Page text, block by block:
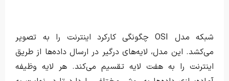
شبکه مدل OSI چگونگی کارکرد اینترنت را به تصویر
می‌کشد. این مدل، لایه‌های درگیر در ارسال داده‌ها از طریق
اینترنت را به هفت لایه تقسیم می‌کند. هر لایه وظیفه